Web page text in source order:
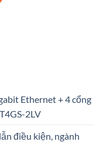
Ethernet + 4 cổng
2LV
điều kiện, ngành